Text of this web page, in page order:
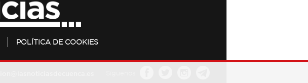
POLÍTICA DE COOKIES